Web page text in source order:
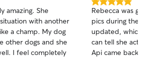
amazing. She
with another
a champ. My dog
other dogs and she
I feel completely
5.0
van
5
sterren
Rebecca was
pics during the
updated, which
can tell she
Api came back